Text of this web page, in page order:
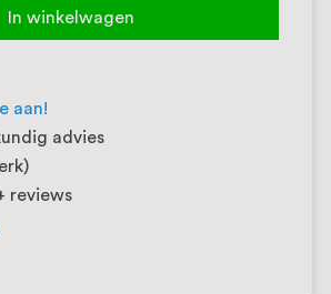
In winkelwagen
aan!
advies
reviews